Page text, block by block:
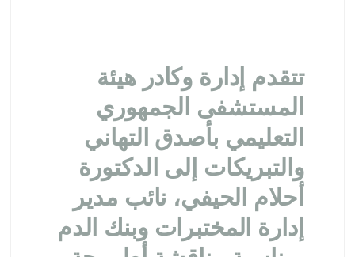
تتقدم إدارة وكادر هيئة
المستشفى الجمهوري
التعليمي بأصدق التهاني
والتبريكات إلى الدكتورة
أحلام الحيفي، نائب مدير
إدارة المختبرات وبنك الدم